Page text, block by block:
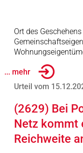
Ort des
... mehr
Urteil vom
(2629) Bei
Netz kommt
Reichweite